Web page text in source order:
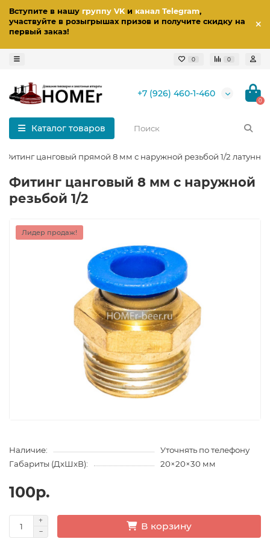
Вступите в нашу группу VKи канал Telegram,
участвуйте в розыгрышах призов и получите скидку на
первый заказ!
0 0
+7 (926) 460-1-460
0
Каталог товаров
Фитинг цанговый прямой 8 мм с наружной резьбой 1/2
Фитинг цанговый 8 мм с наружной
резьбой 1/2
Лидер продаж!
Наличие:
Уточнять по телефону
Габариты (ДхШхВ):
20×20×30 мм
100р.
В корзину